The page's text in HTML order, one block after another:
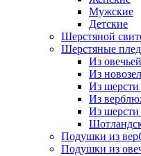
Мужские
Детские
Шерстяной
Шерстяные
Из
Из
Из шерсти
Из
Из шерсти
Подушки из
Подушки из